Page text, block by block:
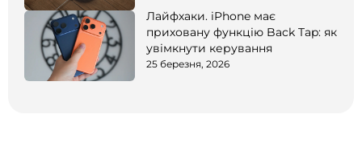
Лайфхаки. iPhone має
приховану функцію Back Tap: як
увімкнути керування
25 березня, 2026